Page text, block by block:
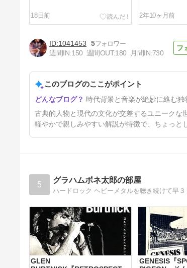
18日前 2年10ヶ月前
pink cream 69/Seas of
Madness
4年前
1041453
5
週間IN:150 週間OUT:180 月間IN:730
このブログのここがポイント
時代背景と音楽が絶妙に絡む独
古典的人物と現代の文化が交差するユニーク
軽やかで親しみやすい解説が特徴で、ちょっと
5 グラハムボネ太郎の部屋
ハードロック ヘビーメタルを聴き続けて早
GLEN
GENESIS『